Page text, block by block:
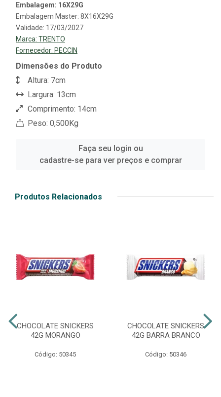
Embalagem: 16X29G
Embalagem Master: 8X16X29G
Validade: 17/03/2027
Marca: TRENTO
Fornecedor: PECCIN
Dimensões do Produto
Altura: 7cm
Largura: 13cm
Comprimento: 14cm
Peso: 0,500Kg
Faça seu login ou
cadastre-se para ver preços e comprar
Produtos Relacionados
CHOCOLATE SNICKERS
42G MORANGO
Código: 50345
CHOCOLATE SNICKERS
42G BARRA BRANCO
Código: 50346